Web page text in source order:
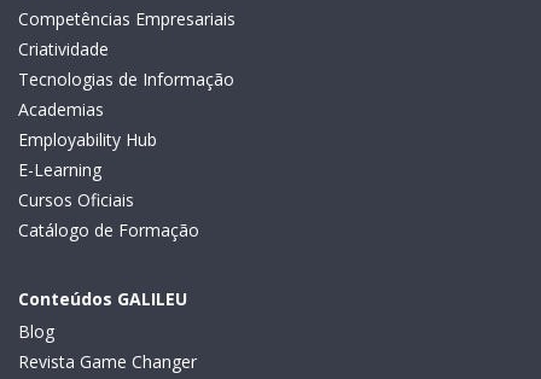
Competências Empresariais
Criatividade
Tecnologias de Informação
Academias
Employability Hub
E-Learning
Cursos Oficiais
Catálogo de Formação
Conteúdos GALILEU
Blog
Revista Game Changer